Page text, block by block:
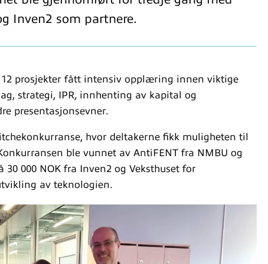
Inven2 som partnere.
prosjekter fått intensiv opplæring innen viktige
strategi, IPR, innhenting av kapital og
presentasjonsevner.
hvor deltakerne fikk muligheten til
ble vunnet av AntiFENT fra NMBU og
000 NOK fra Inven2 og Veksthuset for
av teknologien.